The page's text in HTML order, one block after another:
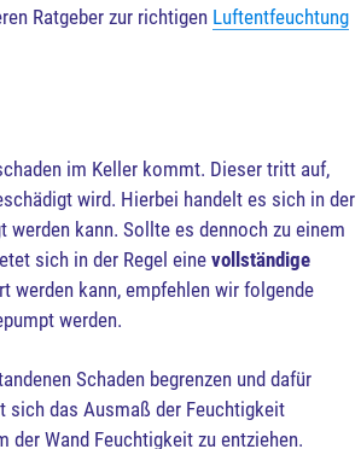
Ratgeber zur richtigen Luftentfeuchtung
im Keller kommt. Dieser tritt auf,
wird. Hierbei handelt es sich in der
werden kann. Sollte es dennoch zu einem
sich in der Regel eine vollständige
werden kann, empfehlen wir folgende
werden.
Schaden begrenzen und dafür
sich das Ausmaß der Feuchtigkeit
der Wand Feuchtigkeit zu entziehen.